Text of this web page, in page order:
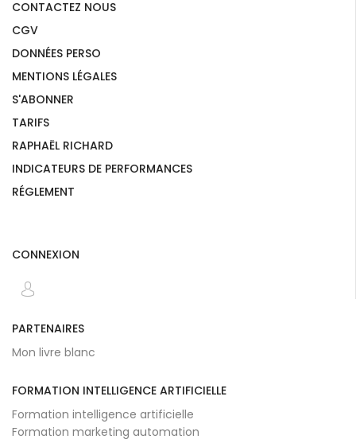
CONTACTEZ NOUS
CGV
DONNÉES PERSO
MENTIONS LÉGALES
S'ABONNER
TARIFS
RAPHAËL RICHARD
INDICATEURS DE PERFORMANCES
RÉGLEMENT
CONNEXION
PARTENAIRES
Mon livre blanc
FORMATION INTELLIGENCE ARTIFICIELLE
Formation intelligence artificielle
Formation marketing automation